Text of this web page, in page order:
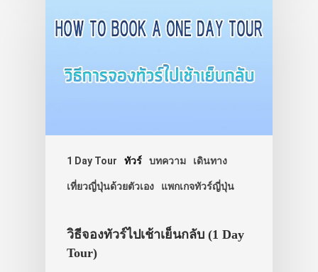
1 Day Tour ทัวร์ บทความ เดินทาง
เที่ยวญี่ปุ่นด้วยตัวเอง แพกเกจทัวร์ญี่ปุ่น
วิธีจองทัวร์ไปเช้าเย็นกลับ (1 Day
Tour)
สาระน่ารู้
VIDEO
ภาพประทับใจ